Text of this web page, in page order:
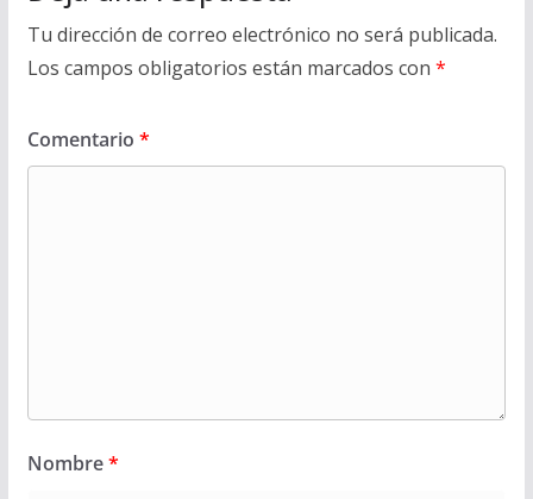
Tu dirección de correo electrónico no será publicada.
Los campos obligatorios están marcados con *
Comentario *
Nombre*